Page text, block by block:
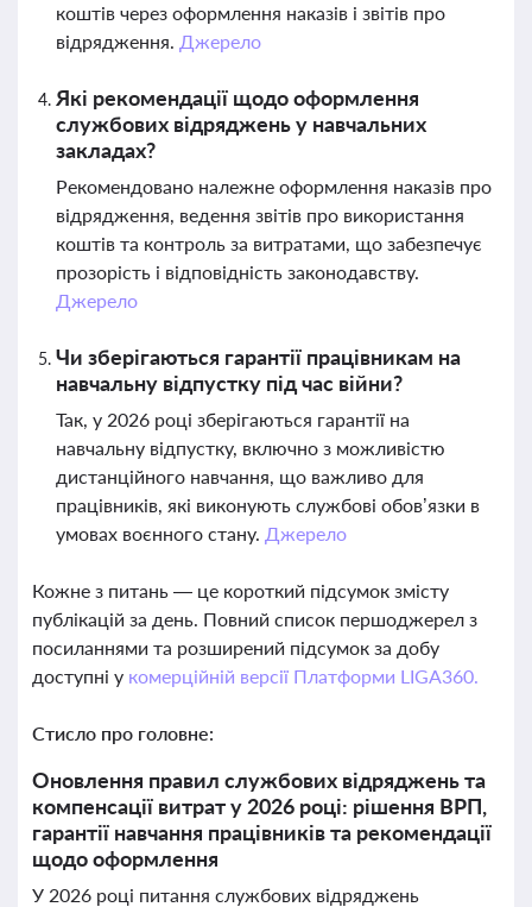
коштів через оформлення наказів і звітів про
відрядження. Джерело
Які рекомендації щодо оформлення
службових відряджень у навчальних
закладах?
Рекомендовано належне оформлення наказів про
відрядження, ведення звітів про використання
коштів та контроль за витратами, що забезпечує
прозорість і відповідність законодавству.
Джерело
Чи зберігаються гарантії працівникам на
навчальну відпустку під час війни?
Так, у 2026 році зберігаються гарантії на
навчальну відпустку, включно з можливістю
дистанційного навчання, що важливо для
працівників, які виконують службові обов’язки в
умовах воєнного стану. Джерело
Кожне з питань — це короткий підсумок змісту
публікацій за день. Повний список першоджерел з
посиланнями та розширений підсумок за добу
доступні у комерційній версії Платформи LIGA360.
Стисло про головне:
Оновлення правил службових відряджень та
компенсації витрат у 2026 році: рішення ВРП,
гарантії навчання працівників та рекомендації
щодо оформлення
У 2026 році питання службових відряджень